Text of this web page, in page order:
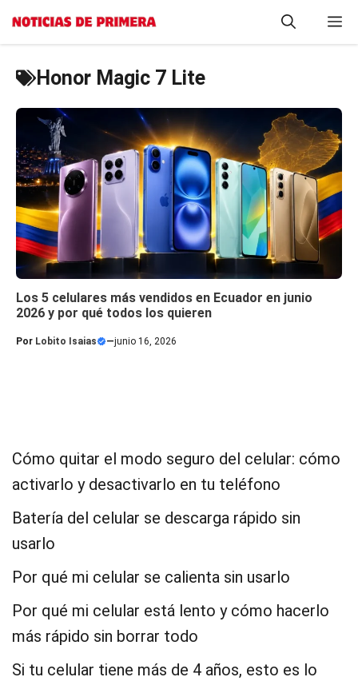
Saltar
Honor Magic 7 Lite
Los 5 celulares más vendidos en Ecuador en junio
2026 y por qué todos los quieren
Por Lobito Isaias —junio 16, 2026
Cómo quitar el modo seguro del celular: cómo
activarlo y desactivarlo en tu teléfono
Batería del celular se descarga rápido sin
usarlo
Por qué mi celular se calienta sin usarlo
Por qué mi celular está lento y cómo hacerlo
más rápido sin borrar todo
Si tu celular tiene más de 4 años, esto es lo